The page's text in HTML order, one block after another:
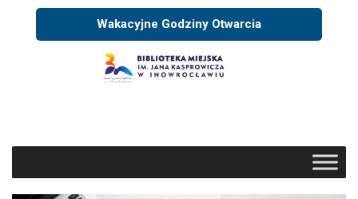
Wakacyjne Godziny Otwarcia